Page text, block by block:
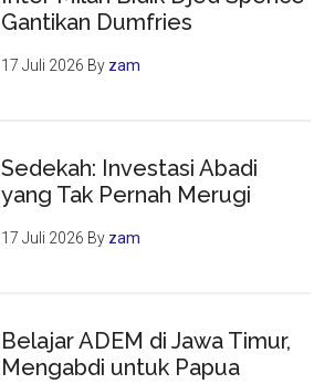
Gantikan Dumfries
17 Juli 2026 By zam
Sedekah: Investasi Abadi
yang Tak Pernah Merugi
17 Juli 2026 By zam
Belajar ADEM di Jawa Timur,
Mengabdi untuk Papua